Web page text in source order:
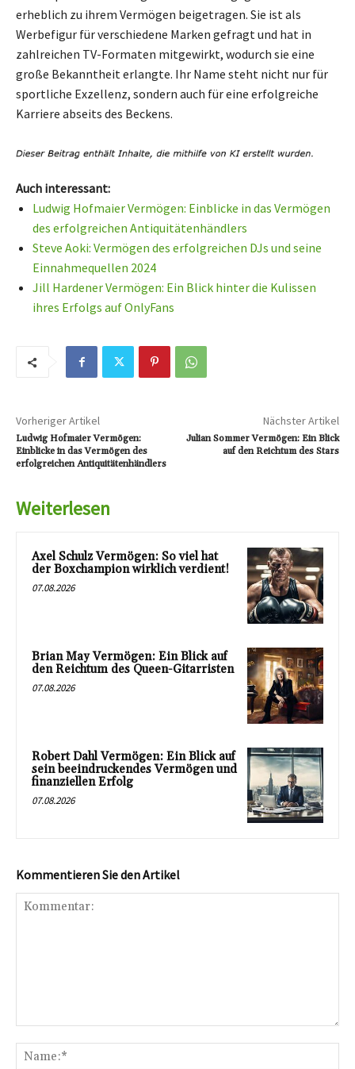
erheblich zu ihrem Vermögen beigetragen. Sie ist als
Werbefigur für verschiedene Marken gefragt und hat in
zahlreichen TV-Formaten mitgewirkt, wodurch sie eine
große Bekanntheit erlangte. Ihr Name steht nicht nur für
sportliche Exzellenz, sondern auch für eine erfolgreiche
Karriere abseits des Beckens.
Auch interessant:
Ludwig Hofmaier Vermögen: Einblicke in das Vermögen
des erfolgreichen Antiquitätenhändlers
Steve Aoki: Vermögen des erfolgreichen DJs und seine
Einnahmequellen 2024
Jill Hardener Vermögen: Ein Blick hinter die Kulissen
ihres Erfolgs auf OnlyFans
Vorheriger Artikel
Ludwig Hofmaier Vermögen:
Einblicke in das Vermögen des
erfolgreichen Antiquitätenhändlers
Nächster Artikel
Julian Sommer Vermögen: Ein Blick
auf den Reichtum des Stars
Weiterlesen
Axel Schulz Vermögen: So viel hat
der Boxchampion wirklich verdient!
07.08.2026
Brian May Vermögen: Ein Blick auf
den Reichtum des Queen-Gitarristen
07.08.2026
Robert Dahl Vermögen: Ein Blick auf
sein beeindruckendes Vermögen und
finanziellen Erfolg
07.08.2026
Kommentieren Sie den Artikel